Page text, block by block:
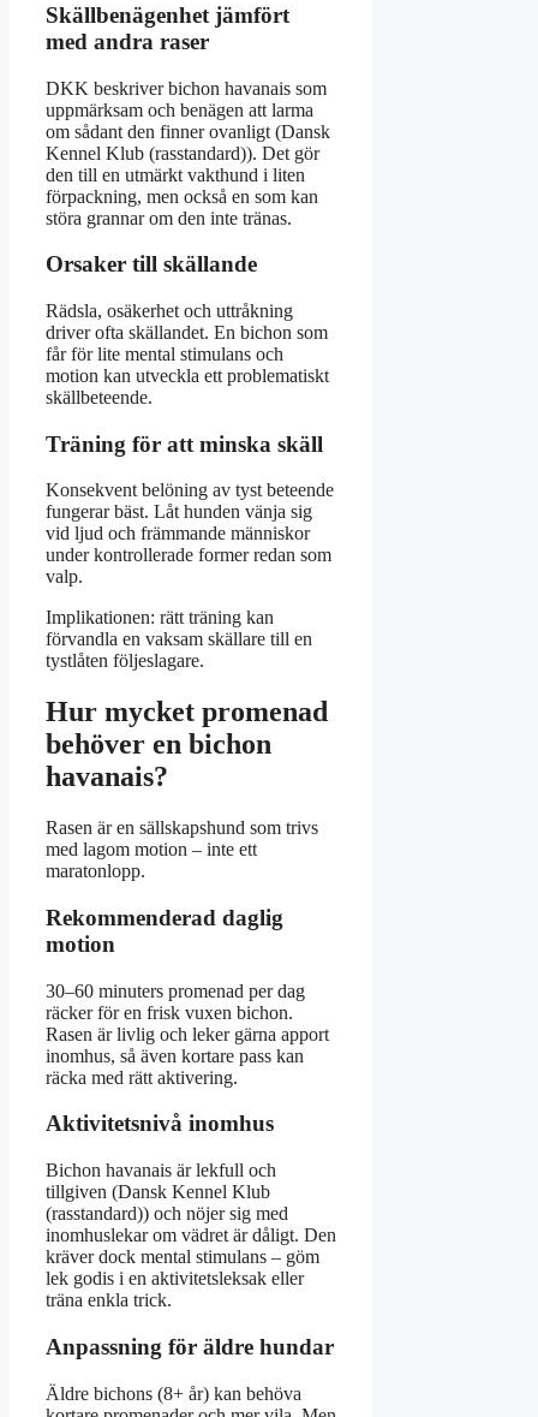
Skällbenägenhet jämfört
med andra raser
DKK beskriver bichon havanais som
uppmärksam och benägen att larma
om sådant den finner ovanligt (Dansk
Kennel Klub (rasstandard)). Det gör
den till en utmärkt vakthund i liten
förpackning, men också en som kan
störa grannar om den inte tränas.
Orsaker till skällande
Rädsla, osäkerhet och uttråkning
driver ofta skällandet. En bichon som
får för lite mental stimulans och
motion kan utveckla ett problematiskt
skällbeteende.
Träning för att minska skäll
Konsekvent belöning av tyst beteende
fungerar bäst. Låt hunden vänja sig
vid ljud och främmande människor
under kontrollerade former redan som
valp.
Implikationen: rätt träning kan
förvandla en vaksam skällare till en
tystlåten följeslagare.
Hur mycket promenad
behöver en bichon
havanais?
Rasen är en sällskapshund som trivs
med lagom motion – inte ett
maratonlopp.
Rekommenderad daglig
motion
30–60 minuters promenad per dag
räcker för en frisk vuxen bichon.
Rasen är livlig och leker gärna apport
inomhus, så även kortare pass kan
räcka med rätt aktivering.
Aktivitetsnivå inomhus
Bichon havanais är lekfull och
tillgiven (Dansk Kennel Klub
(rasstandard)) och nöjer sig med
inomhuslekar om vädret är dåligt. Den
kräver dock mental stimulans – göm
lek godis i en aktivitetsleksak eller
träna enkla trick.
Anpassning för äldre hundar
Äldre bichons (8+ år) kan behöva